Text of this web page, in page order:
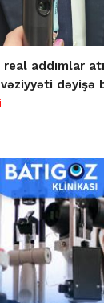
addımlar
vəziyyəti dəyişə